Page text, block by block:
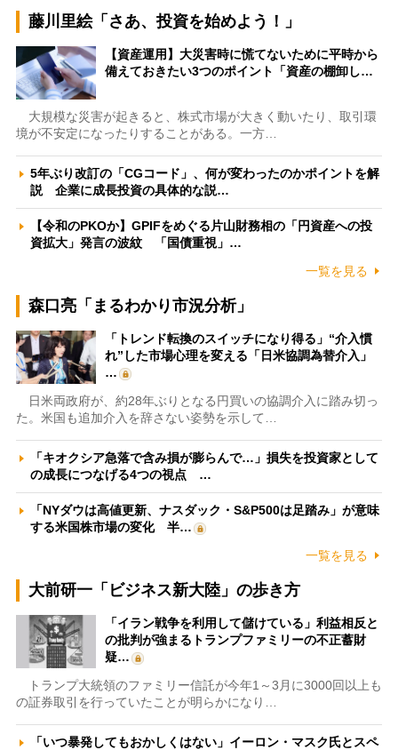
藤川里絵「さあ、投資を始めよう！」
【資産運用】大災害時に慌てないために平時から
備えておきたい3つのポイント「資産の棚卸し…
大規模な災害が起きると、株式市場が大きく動いたり、取引環
境が不安定になったりすることがある。一方…
5年ぶり改訂の「CGコード」、何が変わったのかポイントを解
説 企業に成長投資の具体的な説…
【令和のPKOか】GPIFをめぐる片山財務相の「円資産への投
資拡大」発言の波紋 「国債重視」…
一覧を見る
森口亮「まるわかり市況分析」
「トレンド転換のスイッチになり得る」“介入慣
れ”した市場心理を変える「日米協調為替介入」
…
日米両政府が、約28年ぶりとなる円買いの協調介入に踏み切っ
た。米国も追加介入を辞さない姿勢を示して…
「キオクシア急落で含み損が膨らんで…」損失を投資家として
の成長につなげる4つの視点 …
「NYダウは高値更新、ナスダック・S&P500は足踏み」が意味
する米国株市場の変化 半…
一覧を見る
大前研一「ビジネス新大陸」の歩き方
「イラン戦争を利用して儲けている」利益相反と
の批判が強まるトランプファミリーの不正蓄財
疑…
トランプ大統領のファミリー信託が今年1～3月に3000回以上も
の証券取引を行っていたことが明らかになり…
「いつ暴発してもおかしくはない」イーロン・マスク氏とスペ